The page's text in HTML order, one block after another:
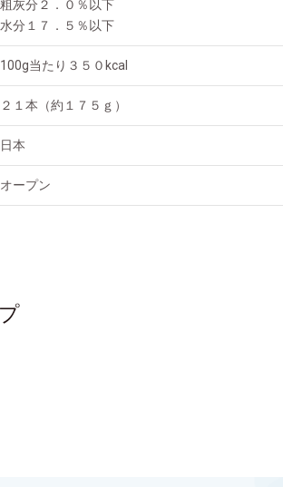
粗灰分２．０％以下
水分１７．５％以下
100g当たり３５０kcal
２１本（約１７５ｇ）
日本
オープン